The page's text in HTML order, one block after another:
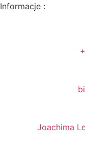
Informacje :
Joachima